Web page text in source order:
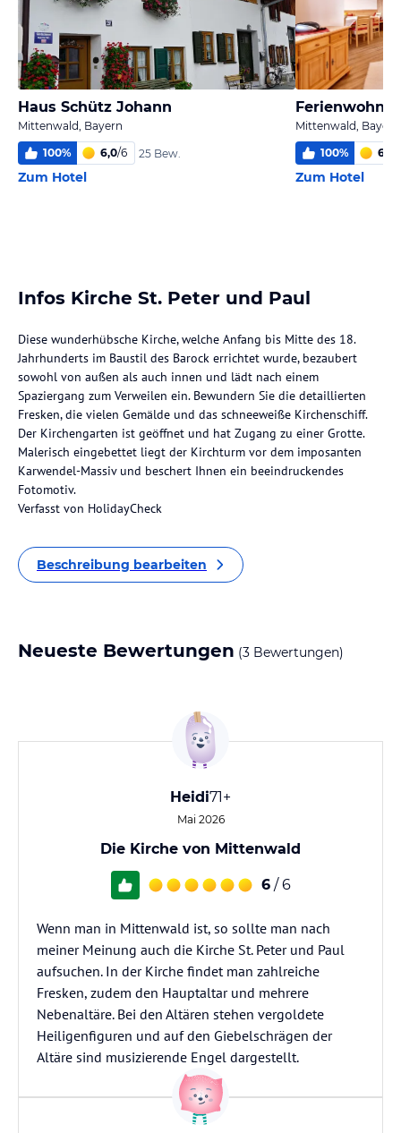
Haus Schütz Johann
Mittenwald, Bayern
100% 6,0/6 25 Bew.
Zum Hotel
Mittenwald, Bayern
100% 6,0
Zum Hotel
Infos Kirche St. Peter und Paul
Diese wunderhübsche Kirche, welche Anfang bis Mitte des 18.
Jahrhunderts im Baustil des Barock errichtet wurde, bezaubert
sowohl von außen als auch innen und lädt nach einem
Spaziergang zum Verweilen ein. Bewundern Sie die detaillierten
Fresken, die vielen Gemälde und das schneeweiße Kirchenschiff.
Der Kirchengarten ist geöffnet und hat Zugang zu einer Grotte.
Malerisch eingebettet liegt der Kirchturm vor dem imposanten
Karwendel-Massiv und beschert Ihnen ein beeindruckendes
Fotomotiv.
Verfasst von HolidayCheck
Beschreibung bearbeiten
Neueste Bewertungen (3 Bewertungen)
Heidi71+
Mai 2026
Die Kirche von Mittenwald
6 / 6
Wenn man in Mittenwald ist, so sollte man nach
meiner Meinung auch die Kirche St. Peter und Paul
aufsuchen. In der Kirche findet man zahlreiche
Fresken, zudem den Hauptaltar und mehrere
Nebenaltäre. Bei den Altären stehen vergoldete
Heiligenfiguren und auf den Giebelschrägen der
Altäre sind musizierende Engel dargestellt.